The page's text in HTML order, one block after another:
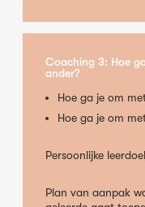
Coaching 3: Hoe
ander?
Hoe ga je om
Hoe ga je om
Persoonlijke
Plan van aanpak